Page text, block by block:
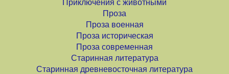
Приключения с животными
Проза
Проза военная
Проза историческая
Проза современная
Старинная литература
Старинная древневосточная литература